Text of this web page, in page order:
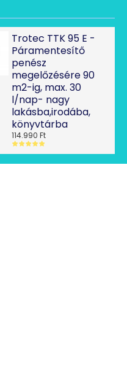
Trotec TTK 95 E -
Páramentesítő
penész
megelőzésére 90
m2-ig, max. 30
l/nap- nagy
lakásba,irodába,
könyvtárba
114.990 Ft